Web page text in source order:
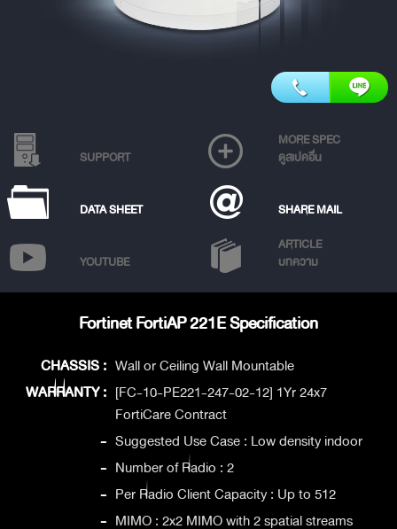
SUPPORT
MORE SPEC
ดูสเปคอื่น
DATA SHEET SHARE MAIL
YOUTUBE
ARTICLE
บทความ
Fortinet FortiAP 221E Specification
CHASSIS : Wall or Ceiling Wall Mountable
WARRANTY : [FC-10-PE221-247-02-12] 1Yr 24x7
FortiCare Contract
- Suggested Use Case : Low density indoor
- Number of Radio : 2
- Per Radio Client Capacity : Up to 512
- MIMO : 2x2 MIMO with 2 spatial streams